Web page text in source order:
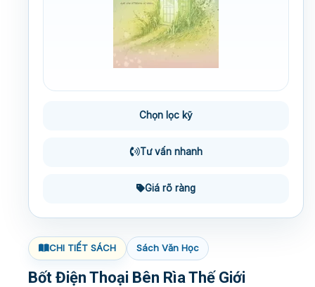
Chọn lọc kỹ
Tư vấn nhanh
Giá rõ ràng
CHI TIẾT SÁCH Sách Văn Học
Bốt Điện Thoại Bên Rìa Thế Giới